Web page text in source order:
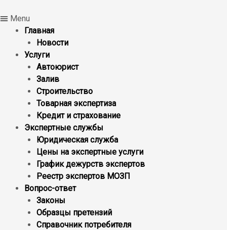
Menu
Главная
Новости
Услуги
Автоюрист
Залив
Строительство
Товарная экспертиза
Кредит и страхование
Экспертные службы
Юридическая служба
Цены на экспертные услуги
График дежурств экспертов
Реестр экcпертов МОЗП
Вопрос-ответ
Законы
Образцы претензий
Справочник потребителя